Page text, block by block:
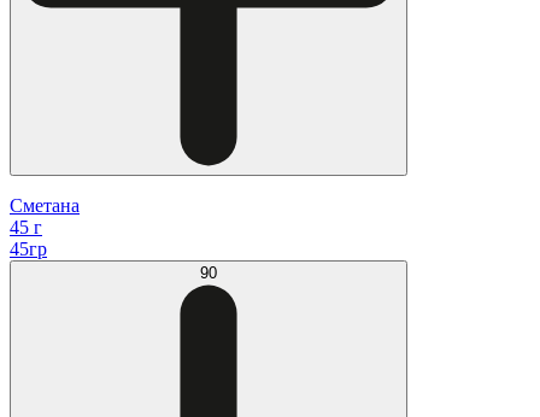
Сметана
45 г
45гр
90